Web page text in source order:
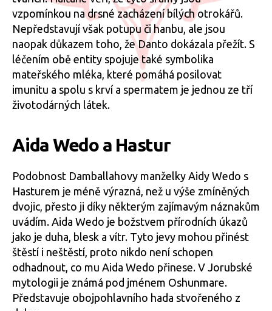
vzpomínkou na drsné zacházení bílých otrokářů.
Nepředstavují však potupu či hanbu, ale jsou
naopak důkazem toho, že Danto dokázala přežít. S
léčením obě entity spojuje také symbolika
mateřského mléka, které pomáhá posilovat
imunitu a spolu s krví a spermatem je jednou ze tří
životodárných látek.
Aida Wedo a Hastur
Podobnost Damballahovy manželky Aidy Wedo s
Hasturem je méně výrazná, než u výše zmíněných
dvojic, přesto ji díky některým zajímavým náznakům
uvádím. Aida Wedo je božstvem přírodních úkazů
jako je duha, blesk a vítr. Tyto jevy mohou přinést
štěstí i neštěstí, proto nikdo není schopen
odhadnout, co mu Aida Wedo přinese. V Jorubské
mytologii je známá pod jménem Oshunmare.
Představuje obojpohlavního hada stvořeného z